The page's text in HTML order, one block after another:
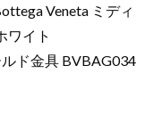
Veneta ミディ
ワイト
ド金具 BVBAG034